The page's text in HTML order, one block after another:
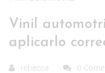
Vinil
aplicarlo
rebecca 0